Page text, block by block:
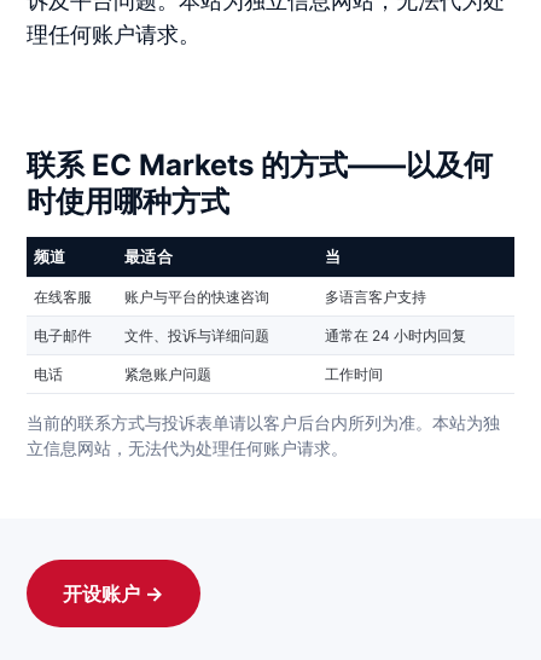
理任何账户请求。
联系 EC Markets 的方式——以及何
时使用哪种方式
频道 最适合 当
在线客服 账户与平台的快速咨询 多语言客户支持
电子邮件 文件、投诉与详细问题 通常在 24 小时内回复
电话 紧急账户问题 工作时间
当前的联系方式与投诉表单请以客户后台内所列为准。本站为独
立信息网站，无法代为处理任何账户请求。
开设账户 →